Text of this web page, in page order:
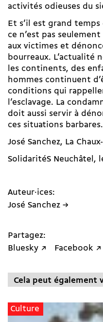
activités odieuses du
Et s’il est grand
ce n’est pas
aux victimes et
bourreaux. L’actualité
les continents, des
hommes continuent
conditions qui
l’esclavage. La
doit aussi servir à
ces situations
José Sanchez, La
SolidaritéS Neuchâtel,
Auteur·ices:
José Sanchez →
Partagez:
Bluesky ↗
Facebook ↗
Cela peut également
Culture